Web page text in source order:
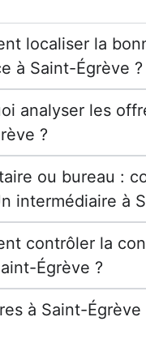
localiser la
à Saint-Égrève ?
analyser les
?
ou bureau :
intermédiaire à
contrôler la
Égrève ?
à Saint-